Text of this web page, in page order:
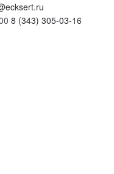
8 (343) 305-03-16